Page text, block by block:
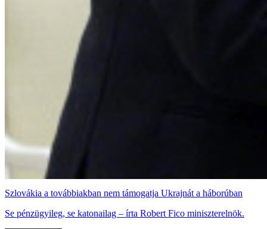
Szlovákia a továbbiakban nem támogatja Ukrajnát a háborúban
Se pénzügyileg, se katonailag – írta Robert Fico miniszterelnök.